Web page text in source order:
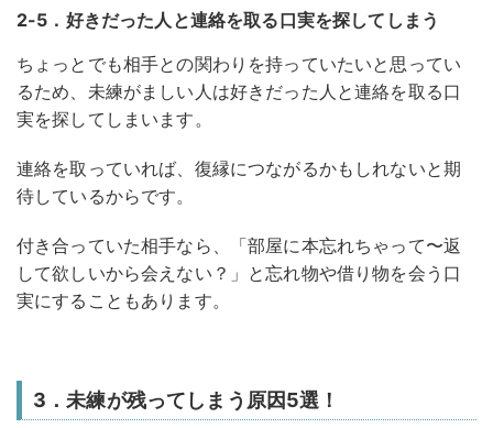
2-5．好きだった人と連絡を取る口実を探してしまう
ちょっとでも相手との関わりを持っていたいと思ってい
るため、未練がましい人は好きだった人と連絡を取る口
実を探してしまいます。
連絡を取っていれば、復縁につながるかもしれないと期
待しているからです。
付き合っていた相手なら、「部屋に本忘れちゃって〜返
して欲しいから会えない？」と忘れ物や借り物を会う口
実にすることもあります。
3．未練が残ってしまう原因5選！